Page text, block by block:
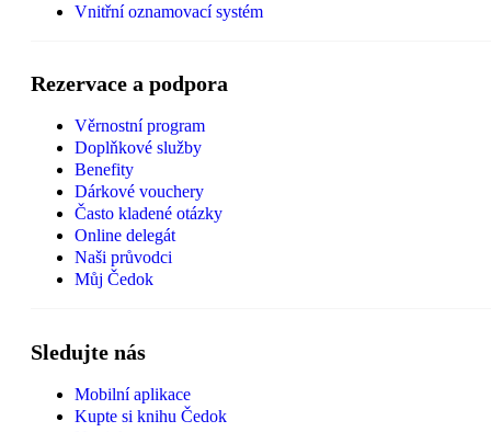
Vnitřní oznamovací systém
Rezervace a podpora
Věrnostní program
Doplňkové služby
Benefity
Dárkové vouchery
Často kladené otázky
Online delegát
Naši průvodci
Můj Čedok
Sledujte nás
Mobilní aplikace
Kupte si knihu Čedok